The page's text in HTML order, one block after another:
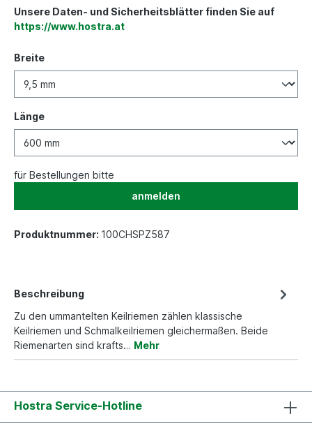
Unsere Daten- und Sicherheitsblätter finden Sie auf
https://www.hostra.at
Breite
Länge
für Bestellungen bitte
anmelden
Produktnummer: 100CHSPZ587
Beschreibung
Zu den ummantelten Keilriemen zählen klassische
Keilriemen und Schmalkeilriemen gleichermaßen. Beide
Riemenarten sind krafts… Mehr
Hostra Service-Hotline